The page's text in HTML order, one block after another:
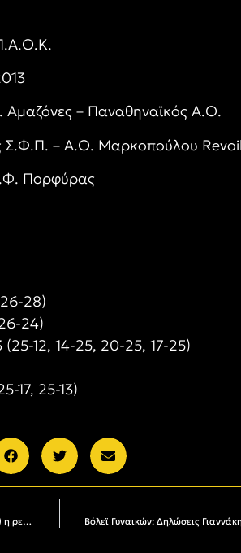
Αμαζόνες – Παναθηναϊκός Α.Ο.
Σ.Φ.Π. – Α.Ο. Μαρκοπούλου
Πορφύρας
28)
24)
12, 14-25, 20-25, 17-25)
17, 25-13)
Βόλεϊ Γυναικών: Ήττα από την ΑΕΚ (3-1) στο Κύπελλο, το Σάββατο (03/04) η ρεβάνς